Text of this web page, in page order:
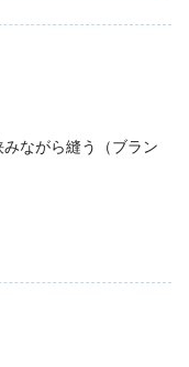
ながら縫う（ブラン